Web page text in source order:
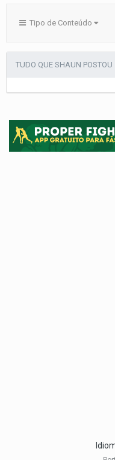
Tipo de Conteúdo
TUDO QUE SHAUN POSTOU